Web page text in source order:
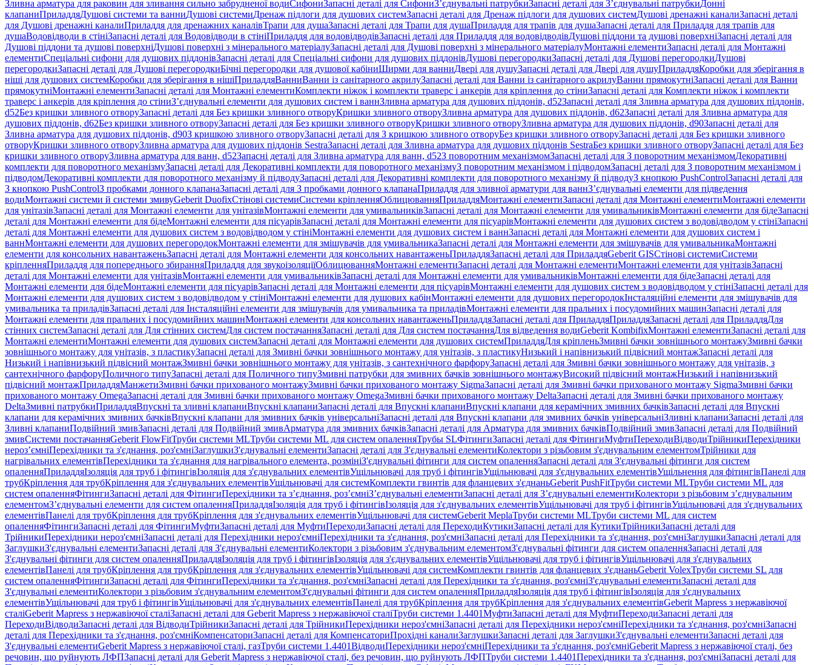
Зливна арматура для раковин для зливання сильно забрудненої водиСифониЗапасні деталі для СифониЗ’єднувальні патрубкиЗапасні деталі для З’єднувальні патрубкиДонні
клапаниПриладдяДушові системи та ванниДушові системиДренаж підлоги для душових системЗапасні деталі для Дренаж підлоги для душових системДушові дренажні каналиЗапасні деталі
для Душові дренажні каналиПриладдя для дренажних каналівТрапи для душаЗапасні деталі для Трапи для душаПриладдя для трапів для душаЗапасні деталі для Приладдя для трапів для
душаВодовідводи в стініЗапасні деталі для Водовідводи в стініПриладдя для водовідводівЗапасні деталі для Приладдя для водовідводівДушові піддони та душові поверхніЗапасні деталі для
Душові піддони та душові поверхніДушові поверхні з мінерального матеріалуЗапасні деталі для Душові поверхні з мінерального матеріалуМонтажні елементиЗапасні деталі для Монтажні
елементиСпеціальні сифони для душових піддонівЗапасні деталі для Спеціальні сифони для душових піддонівДушові перегородкиЗапасні деталі для Душові перегородкиДушові
перегородкиЗапасні деталі для Душові перегородкиБічні перегородки для душової кабіниШирми для ванниДвері для душуЗапасні деталі для Двері для душуПриладдяКоробки для зберігання в
ніші для душових системКоробки для зберігання в нішіПриладдяВанниВанни із санітарного акрилуЗапасні деталі для Ванни із санітарного акрилуВанни прямокутніЗапасні деталі для Ванни
прямокутніМонтажні елементиЗапасні деталі для Монтажні елементиКомплекти ніжок і комплекти траверс і анкерів для кріплення до стіниЗапасні деталі для Комплекти ніжок і комплекти
траверс і анкерів для кріплення до стіниЗ’єднувальні елементи для душових систем і ваннЗливна арматура для душових піддонів, d52Запасні деталі для Зливна арматура для душових піддонів,
d52Без кришки зливного отворуЗапасні деталі для Без кришки зливного отворуКришки зливного отворуЗливна арматура для душових піддонів, d62Запасні деталі для Зливна арматура для
душових піддонів, d62Без кришки зливного отворуЗапасні деталі для Без кришки зливного отворуКришки зливного отворуЗливна арматура для душових піддонів, d90Запасні деталі для
Зливна арматура для душових піддонів, d90З кришкою зливного отворуЗапасні деталі для З кришкою зливного отворуБез кришки зливного отворуЗапасні деталі для Без кришки зливного
отворуКришки зливного отворуЗливна арматура для душових піддонів SestraЗапасні деталі для Зливна арматура для душових піддонів SestraБез кришки зливного отворуЗапасні деталі для Без
кришки зливного отворуЗливна арматура для ванн, d52Запасні деталі для Зливна арматура для ванн, d52З поворотним механізмомЗапасні деталі для З поворотним механізмомДекоративні
комплекти для поворотного механізмуЗапасні деталі для Декоративні комплекти для поворотного механізмуЗ поворотним механізмом і підводомЗапасні деталі для З поворотним механізмом і
підводомДекоративні комплекти для поворотного механізму й підводуЗапасні деталі для Декоративні комплекти для поворотного механізму й підводуЗ кнопкою PushControlЗапасні деталі для
З кнопкою PushControlЗ пробками донного клапанаЗапасні деталі для З пробками донного клапанаПриладдя для зливної арматури для ваннЗ’єднувальні елементи для підведення
водиМонтажні системи й системи змивуGeberit DuofixСтінові системиСистеми кріпленняОблицюванняПриладдяМонтажні елементиЗапасні деталі для Монтажні елементиМонтажні елементи
для унітазівЗапасні деталі для Монтажні елементи для унітазівМонтажні елементи для умивальниківЗапасні деталі для Монтажні елементи для умивальниківМонтажні елементи для бідеЗапасні
деталі для Монтажні елементи для бідеМонтажні елементи для пісуарівЗапасні деталі для Монтажні елементи для пісуарівМонтажні елементи для душових систем з водовідводом у стініЗапасні
деталі для Монтажні елементи для душових систем з водовідводом у стініМонтажні елементи для душових систем і ваннЗапасні деталі для Монтажні елементи для душових систем і
ваннМонтажні елементи для душових перегородокМонтажні елементи для змішувачів для умивальникаЗапасні деталі для Монтажні елементи для змішувачів для умивальникаМонтажні
елементи для консольних навантаженьЗапасні деталі для Монтажні елементи для консольних навантаженьПриладдяЗапасні деталі для ПриладдяGeberit GISСтінові системиСистеми
кріпленняПриладдя для попереднього збиранняПриладдя для звукоізоляціїОблицюванняМонтажні елементиЗапасні деталі для Монтажні елементиМонтажні елементи для унітазівЗапасні
деталі для Монтажні елементи для унітазівМонтажні елементи для умивальниківЗапасні деталі для Монтажні елементи для умивальниківМонтажні елементи для бідеЗапасні деталі для
Монтажні елементи для бідеМонтажні елементи для пісуарівЗапасні деталі для Монтажні елементи для пісуарівМонтажні елементи для душових систем з водовідводом у стініЗапасні деталі для
Монтажні елементи для душових систем з водовідводом у стініМонтажні елементи для душових кабінМонтажні елементи для душових перегородокІнсталяційні елементи для змішувачів для
умивальника та приладівЗапасні деталі для Інсталяційні елементи для змішувачів для умивальника та приладівМонтажні елементи для пральних і посудомийних машинЗапасні деталі для
Монтажні елементи для пральних і посудомийних машинМонтажні елементи для консольних навантаженьПриладдяЗапасні деталі для ПриладдяПриладдяЗапасні деталі для ПриладдяДля
стінних системЗапасні деталі для Для стінних системДля систем постачанняЗапасні деталі для Для систем постачанняДля відведення водиGeberit KombifixМонтажні елементиЗапасні деталі для
Монтажні елементиМонтажні елементи для душових системЗапасні деталі для Монтажні елементи для душових системПриладдяДля кріпленьЗмивні бачки зовнішнього монтажуЗмивні бачки
зовнішнього монтажу для унітазів, з пластикуЗапасні деталі для Змивні бачки зовнішнього монтажу для унітазів, з пластикуНизький і напівнизький підвісний монтажЗапасні деталі для
Низький і напівнизький підвісний монтажЗмивні бачки зовнішнього монтажу для унітазів, з сантехнічного фарфоруЗапасні деталі для Змивні бачки зовнішнього монтажу для унітазів, з
сантехнічного фарфоруПоличного типуЗапасні деталі для Поличного типуЗмивні патрубки для змивних бачків зовнішнього монтажуВисокий підвісний монтажНизький і напівнизький
підвісний монтажПриладдяМанжетиЗмивні бачки прихованого монтажуЗмивні бачки прихованого монтажу SigmaЗапасні деталі для Змивні бачки прихованого монтажу SigmaЗмивні бачки
прихованого монтажу OmegaЗапасні деталі для Змивні бачки прихованого монтажу OmegaЗмивні бачки прихованого монтажу DeltaЗапасні деталі для Змивні бачки прихованого монтажу
DeltaЗмивні патрубкиПриладдяВпускні та зливні клапаниВпускні клапаниЗапасні деталі для Впускні клапаниВпускні клапани для керамічних змивних бачківЗапасні деталі для Впускні
клапани для керамічних змивних бачківВпускні клапани для змивних бачків універсальніЗапасні деталі для Впускні клапани для змивних бачків універсальніЗливні клапаниЗапасні деталі для
Зливні клапаниПодвійний змивЗапасні деталі для Подвійний змивАрматура для змивних бачкiвЗапасні деталі для Арматура для змивних бачкiвПодвійний змивЗапасні деталі для Подвійний
змивСистеми постачанняGeberit FlowFitТруби системи MLТруби системи ML для систем опаленняТрубы SLФітингиЗапасні деталі для ФітингиМуфтиПереходиВідводиТрійникиПерехідники
нероз’ємніПерехідники та з'єднання, роз'ємніЗаглушкиЗ'єднувальні елементиЗапасні деталі для З'єднувальні елементиКолектори з різьбовим з'єднувальним елементомТрійники для
нагрівальних елементівПерехідники та з'єднання для нагрівального елемента, розмініЗ'єднувальні фітинги для систем опаленняЗапасні деталі для З'єднувальні фітинги для систем
опаленняПриладдяІзоляція для труб і фітингівІзоляція для з'єднувальних елементівУщільнювачі для труб і фітингівУщільнювачі для з'єднувальних елементівУщільнення для фітингівПанелі для
трубКріплення для трубКріплення для з'єднувальних елементівУщільнювачі для системКомплекти гвинтів для фланцевих з'єднаньGeberit PushFitТруби системи MLТруби системи ML для
систем опаленняФітингиЗапасні деталі для ФітингиПерехідники та з’єднання, роз’ємніЗ’єднувальні елементиЗапасні деталі для З’єднувальні елементиКолектори з різьбовим з’єднувальним
елементомЗ’єднувальні елементи для систем опаленняПриладдяІзоляція для труб і фітингівІзоляція для з'єднувальних елементівУщільнювачі для труб і фітингівУщільнювачі для з'єднувальних
елементівПанелі для трубКріплення для трубКріплення для з'єднувальних елементівУщільнювачі для системGeberit MeplaТруби системи MLТруби системи ML для систем
опаленняФітингиЗапасні деталі для ФітингиМуфтиЗапасні деталі для МуфтиПереходиЗапасні деталі для ПереходиКутикиЗапасні деталі для КутикиТрійникиЗапасні деталі для
ТрійникиПерехідники нероз'ємніЗапасні деталі для Перехідники нероз'ємніПерехідники та з'єднання, роз'ємніЗапасні деталі для Перехідники та з'єднання, роз'ємніЗаглушкиЗапасні деталі для
ЗаглушкиЗ'єднувальні елементиЗапасні деталі для З'єднувальні елементиКолектори з різьбовим з'єднувальним елементомЗ'єднувальні фітинги для систем опаленняЗапасні деталі для
З'єднувальні фітинги для систем опаленняПриладдяІзоляція для труб і фітингівІзоляція для з'єднувальних елементівУщільнювачі для труб і фітингівУщільнювачі для з'єднувальних
елементівПанелі для трубКріплення для трубКріплення для з'єднувальних елементівУщільнювачі для системКомплекти гвинтів для фланцевих з'єднаньGeberit VolexТруби системи SL для
систем опаленняФітингиЗапасні деталі для ФітингиПерехідники та з'єднання, роз'ємніЗапасні деталі для Перехідники та з'єднання, роз'ємніЗ'єднувальні елементиЗапасні деталі для
З'єднувальні елементиКолектори з різьбовим з'єднувальним елементомЗ'єднувальні фітинги для систем опаленняПриладдяІзоляція для труб і фітингівІзоляція для з'єднувальних
елементівУщільнювачі для труб і фітингівУщільнювачі для з'єднувальних елементівПанелі для трубКріплення для трубКріплення для з'єднувальних елементівGeberit Mapress з нержавіючої
сталіGeberit Mapress з нержавіючої сталіЗапасні деталі для Geberit Mapress з нержавіючої сталіТруби системи 1.4401МуфтиЗапасні деталі для МуфтиПереходиЗапасні деталі для
ПереходиВідводиЗапасні деталі для ВідводиТрійникиЗапасні деталі для ТрійникиПерехідники нероз'ємніЗапасні деталі для Перехідники нероз'ємніПерехідники та з'єднання, роз'ємніЗапасні
деталі для Перехідники та з'єднання, роз'ємніКомпенсаториЗапасні деталі для КомпенсаториПрохідні каналиЗаглушкиЗапасні деталі для ЗаглушкиЗ'єднувальні елементиЗапасні деталі для
З'єднувальні елементиGeberit Mapress з нержавіючої сталі, газТруби системи 1.4401ВідводиПерехідники нероз'ємніПерехідники та з'єднання, роз'ємніGeberit Mapress з нержавіючої сталі, без
речовин, що руйнують ЛФПЗапасні деталі для Geberit Mapress з нержавіючої сталі, без речовин, що руйнують ЛФПТруби системи 1.4401Перехідники та з'єднання, роз'ємніЗапасні деталі для